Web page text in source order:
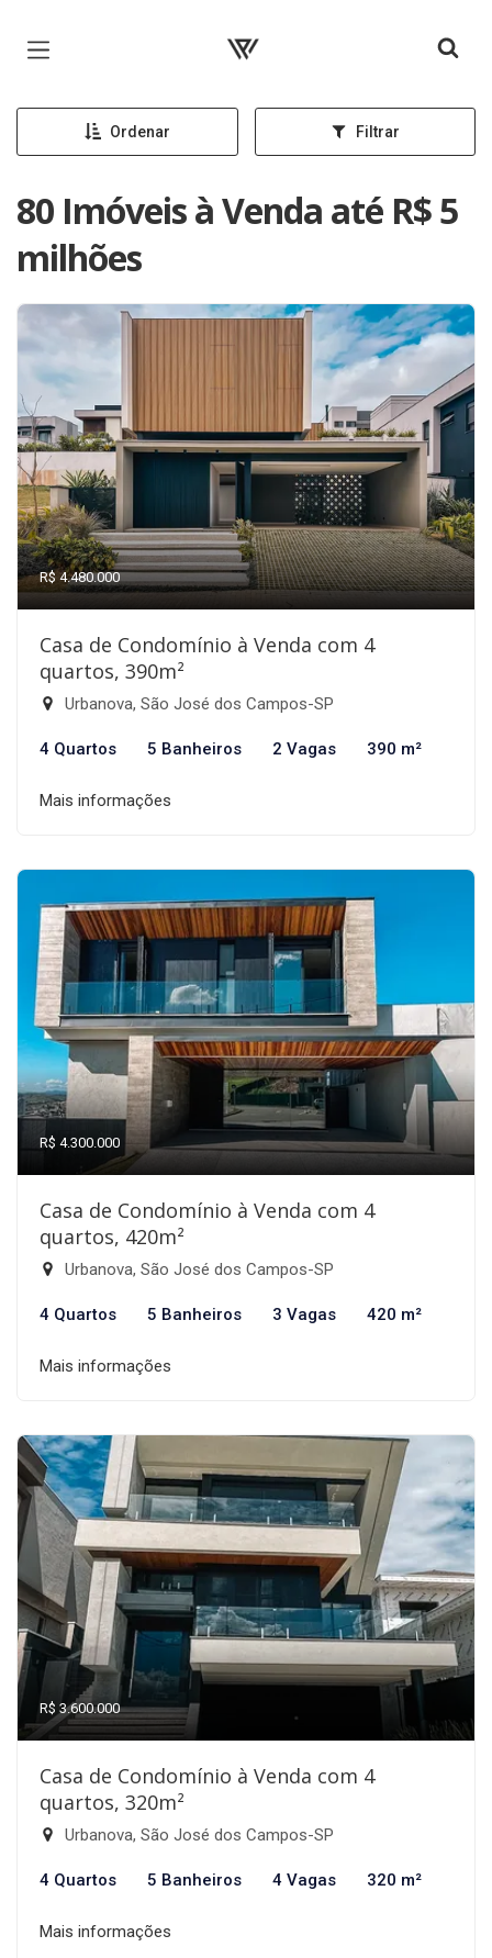
Página inicial
Ordenar Filtrar
80 Imóveis à Venda até R$ 5
milhões
R$ 4.480.000
Casa de Condomínio à Venda com 4
quartos, 390m²
Urbanova, São José dos Campos-SP
4 Quartos 5 Banheiros 2 Vagas 390 m²
Mais informações
R$ 4.300.000
Casa de Condomínio à Venda com 4
quartos, 420m²
Urbanova, São José dos Campos-SP
4 Quartos 5 Banheiros 3 Vagas 420 m²
Mais informações
R$ 3.600.000
Casa de Condomínio à Venda com 4
quartos, 320m²
Urbanova, São José dos Campos-SP
4 Quartos 5 Banheiros 4 Vagas 320 m²
Mais informações